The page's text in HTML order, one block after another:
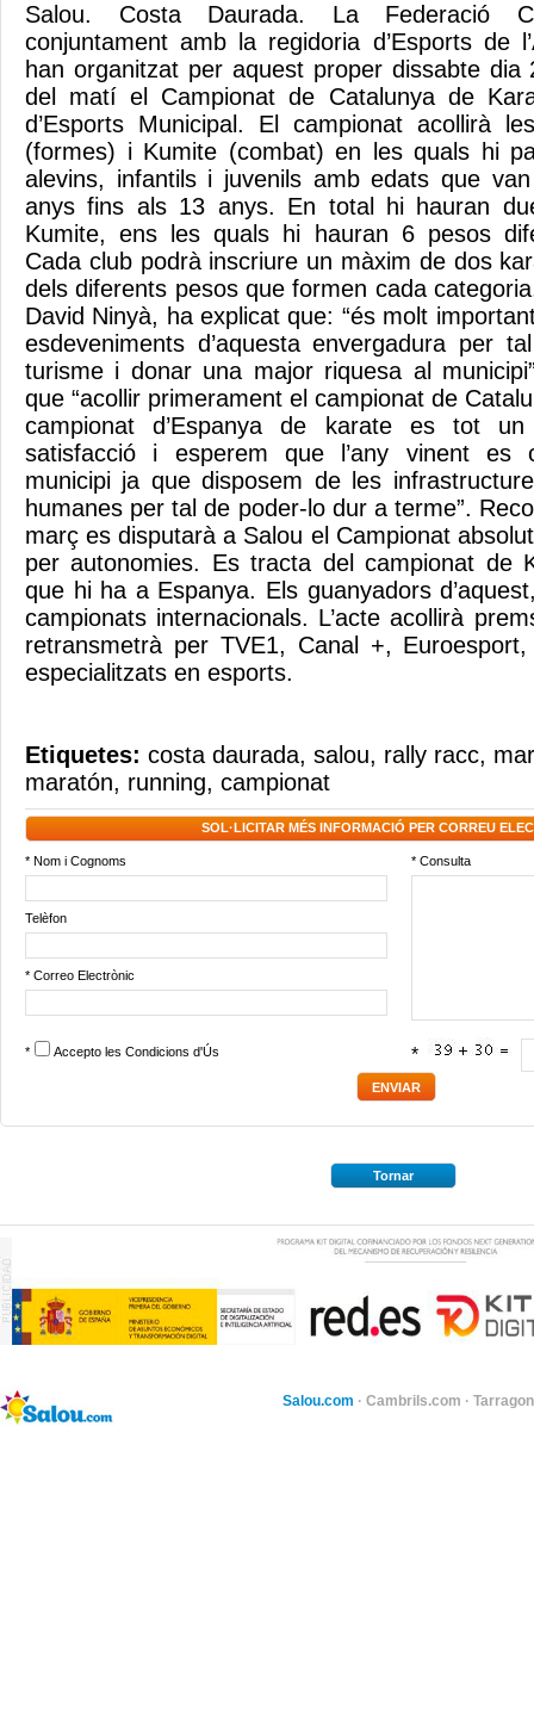
Salou. Costa Daurada. La Federació
conjuntament amb la regidoria d’Esports de
han organitzat per aquest proper dissabte
del matí el Campionat de Catalunya de
d’Esports Municipal. El campionat acollirà
(formes) i Kumite (combat) en les quals hi
alevins, infantils i juvenils amb edats que
anys fins als 13 anys. En total hi hauran
Kumite, ens les quals hi hauran 6 pesos
Cada club podrà inscriure un màxim de dos
dels diferents pesos que formen cada
David Ninyà, ha explicat que: “és molt
esdeveniments d’aquesta envergadura per
turisme i donar una major riquesa al
que “acollir primerament el campionat de
campionat d’Espanya de karate es tot
satisfacció i esperem que l’any vinent es
municipi ja que disposem de les
humanes per tal de poder-lo dur a terme”.
març es disputarà a Salou el Campionat
per autonomies. Es tracta del campionat de
que hi ha a Espanya. Els guanyadors
campionats internacionals. L’acte acollirà
retransmetrà per TVE1, Canal +, Euroesport,
especialitzats en esports.
Etiquetes: costa daurada, salou, rally racc,
maratón, running, campionat
SOL·LICITAR MÉS INFORMACIÓ PER CORREU
* Nom i Cognoms * Consulta
Telèfon
* Correo Electrònic
* Accepto les Condicions d'Ús *
Tornar
Salou.com · Cambrils.com ·